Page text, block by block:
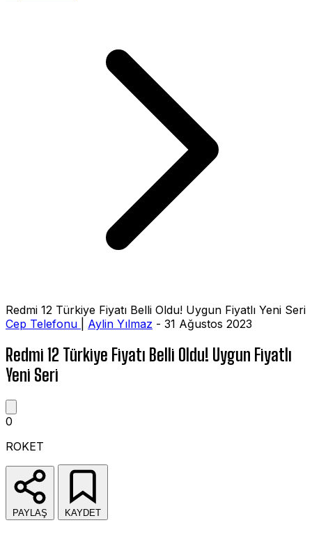
Redmi 12 Türkiye Fiyatı Belli Oldu! Uygun Fiyatlı Yeni Seri
Cep Telefonu
Aylin Yılmaz - 31 Ağustos 2023
Redmi 12 Türkiye Fiyatı Belli Oldu! Uygun Fiyatlı
Yeni Seri
0
ROKET
PAYLAŞ KAYDET